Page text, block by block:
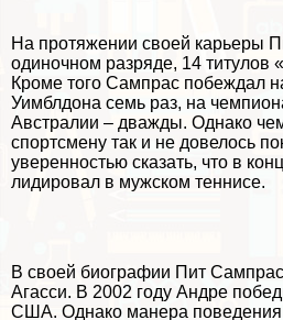
На протяжении своей карьеры
одиночном разряде, 14
Кроме того Сампрас побеждал
Уимблдона семь раз, на
Австралии – дважды. Однако
спортсмену так и не довелось
уверенностью сказать, что в
лидировал в мужском теннисе.
В своей биографии Пит
Агасси. В 2002 году Андре
США. Однако манера поведения